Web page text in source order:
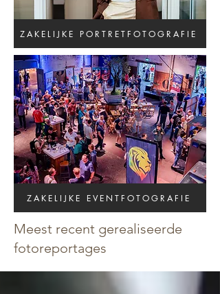
ZAKELIJKE PORTRETFOTOGRAFIE
ZAKELIJKE EVENTFOTOGRAFIE
Meest recent gerealiseerde
fotoreportages